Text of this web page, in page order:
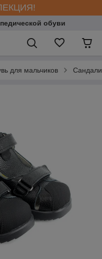
обуви
для мальчиков